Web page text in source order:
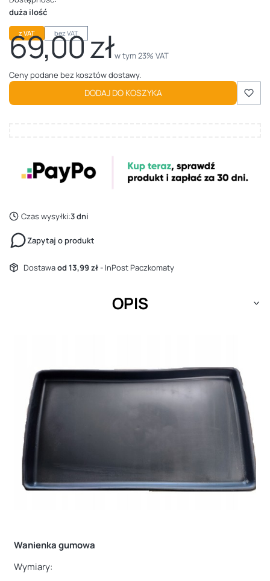
duża ilość
z VAT bez VAT
Cena
69,00 złw tym 23% VAT
w tym 23% VAT
Ceny podane bez kosztów dostawy.
DODAJ DO KOSZYKA
Czas wysyłki:3 dni
Zapytaj o produkt
Dostawaod 13,99 zł- InPost Paczkomaty
OPIS
Wanienka gumowa
Wymiary: